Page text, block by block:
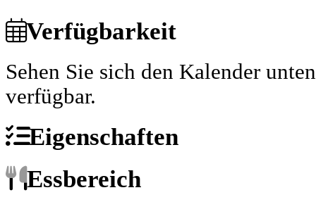
Verfügbarkeit
Sehen Sie sich den Kalender
verfügbar.
Eigenschaften
Essbereich